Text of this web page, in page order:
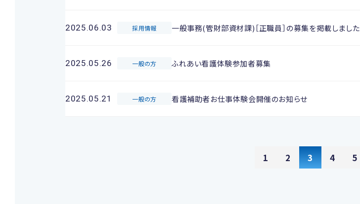
2025.06.03 採用情報 一般事務(管財部資材課)［正職員］の募集を掲載しました
2025.05.26 一般の方 ふれあい看護体験参加者募集
2025.05.21 一般の方 看護補助者お仕事体験会開催のお知らせ
1 2 3 4 5